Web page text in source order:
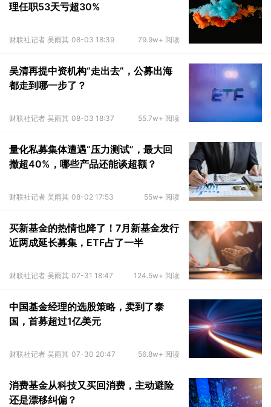
理任职53天亏超30%
财联社记者 吴雨其 08-03 18:39 79.9w+ 阅读
吴清再提中资机构“走出去”，公募出海
都走到哪一步了？
财联社记者 吴雨其 08-03 18:37 55.7w+ 阅读
量化私募集体遭遇“压力测试”，最大回
撤超40%，哪些产品还能谈超额？
财联社记者 吴雨其 08-02 17:53 55w+ 阅读
买新基金的热情也降了！7月新基金发行
近两成延长募集，ETF占了一半
财联社记者 吴雨其 07-31 18:47 124.5w+ 阅读
中国基金经理的选股策略，卖到了泰
国，首募超过1亿美元
财联社记者 吴雨其 07-30 20:47 56.8w+ 阅读
消费基金从科技又买回消费，主动避险
还是漂移纠偏？